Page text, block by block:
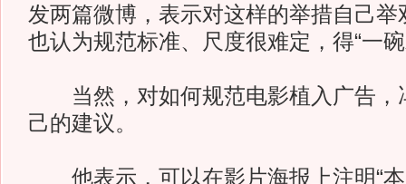
发两篇微博，表示对这样的举措自己举
也认为规范标准、尺度很难定，得“一
当然，对如何规范电影植入广告，
己的建议。
他表示，可以在影片海报上注明“本